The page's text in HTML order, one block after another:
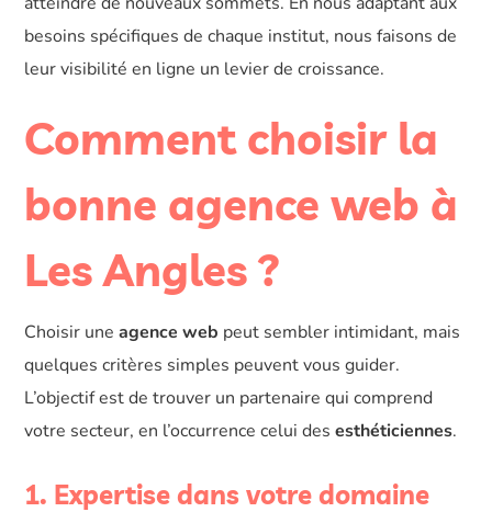
besoins spécifiques de chaque institut, nous faisons de
leur visibilité en ligne un levier de croissance.
Comment choisir la
bonne agence web à
Les Angles ?
Choisir uneagence web peut sembler intimidant, mais
quelques critères simples peuvent vous guider.
L’objectif est de trouver un partenaire qui comprend
votre secteur, en l’occurrence celui desesthéticiennes.
1. Expertise dans votre domaine